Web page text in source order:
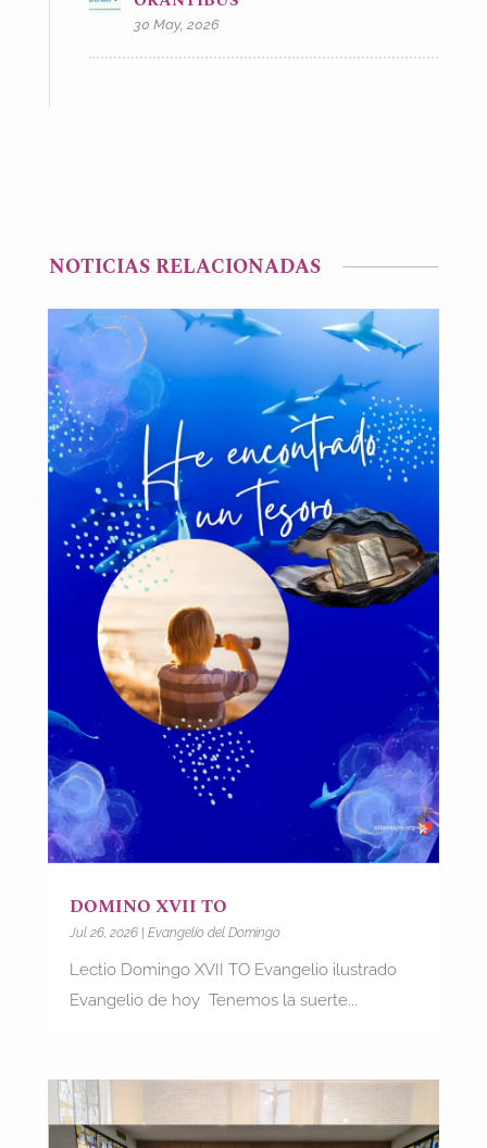
30 May, 2026
NOTICIAS RELACIONADAS
DOMINO XVII TO
Jul 26, 2026| Evangelio del Domingo
Lectio Domingo XVII TO Evangelio ilustrado
Evangelio de hoy Tenemos la suerte...